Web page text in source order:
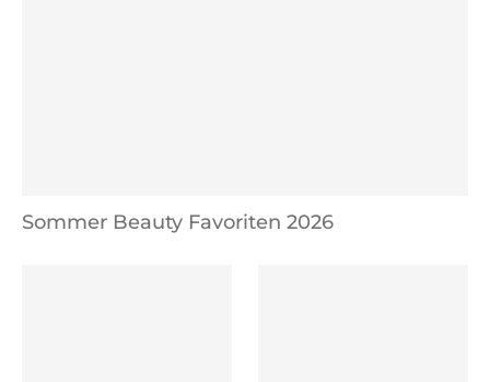
Sommer Beauty Favoriten 2026